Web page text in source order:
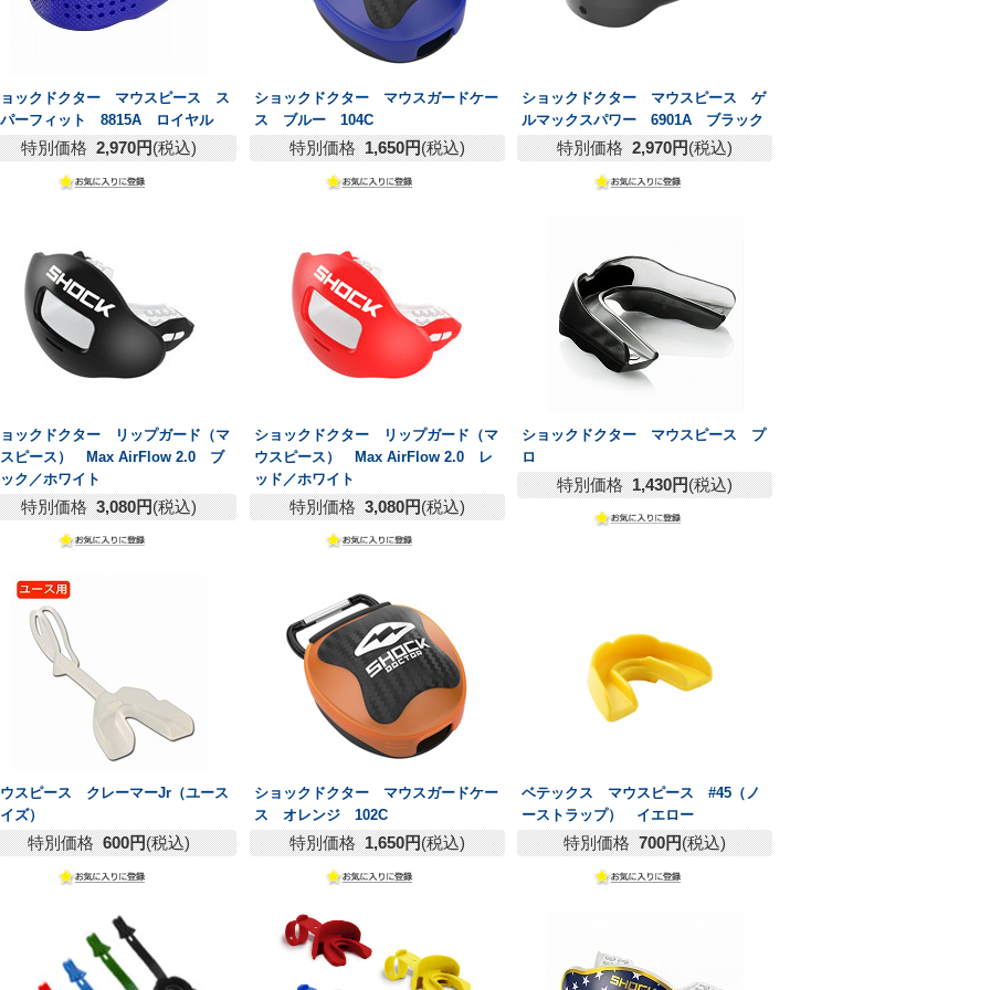
ックドクター マウスピース ス
ーフィット 8815A ロイヤル
特別価格 2,970円(税込)
ショックドクター マウスガードケー
ス ブルー 104C
特別価格 1,650円(税込)
ショックドクター マウスピース ゲ
ルマックスパワー 6901A ブラック
特別価格 2,970円(税込)
ックドクター リップガード（マ
ピース） Max AirFlow 2.0 ブ
ク／ホワイト
特別価格 3,080円(税込)
ショックドクター リップガード（マ
ウスピース） Max AirFlow 2.0 レ
ッド／ホワイト
特別価格 3,080円(税込)
ショックドクター マウスピース プ
ロ
特別価格 1,430円(税込)
スピース クレーマーJr（ユース
ズ）
特別価格 600円(税込)
ショックドクター マウスガードケー
ス オレンジ 102C
特別価格 1,650円(税込)
ベテックス マウスピース #45（ノ
ーストラップ） イエロー
特別価格 700円(税込)